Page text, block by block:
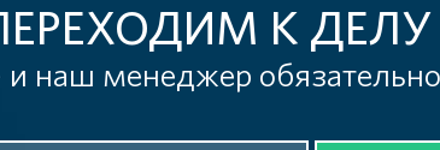
К ДЕЛУ
наш менеджер